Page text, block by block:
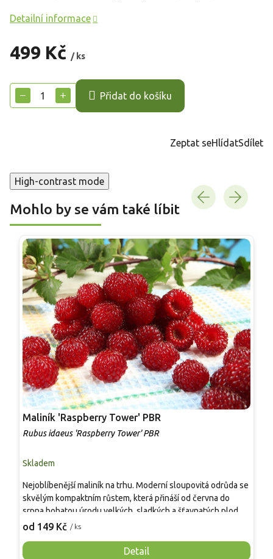
499 Kč / ks
cena:
+
− Přidat do košíku
Detailní informace
Zeptat seHlídatSdílet
High-contrast mode
Mohlo by se vám také líbit
Maliník 'Raspberry Tower' PBR
Rubus idaeus 'Raspberry Tower' PBR
Skladem
od 149 Kč / ks
Detail
Nejoblíbenější maliník na trhu. Moderní sloupovitá odrůda se
skvělým kompaktním růstem, která přináší od června do
srpna bohatou úrodu velkých, sladkých a šťavnatých plodů.
Pevné vzpřímené výhony tvoří elegantní habitus bez
Mrazuvzdornost do −25 °C a spolehlivá vitalita z něj dělají